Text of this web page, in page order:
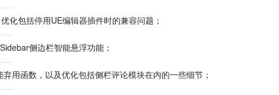
化包括停用UE编辑器插件时的兼容问题；
侧边栏智能悬浮功能；
用函数，以及优化包括侧栏评论模块在内的一些细节；